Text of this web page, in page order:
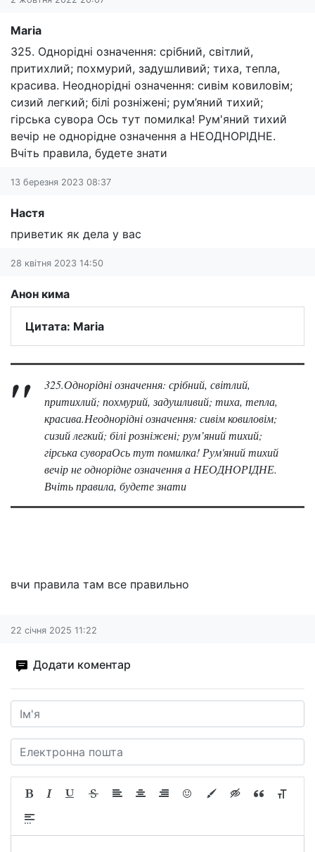
Maria
325. Однорідні означення: срібний, світлий,
притихлий; похмурий, задушливий; тиха, тепла,
красива. Неоднорідні означення: сивім ковиловім;
сизий легкий; білі розніжені; рум’яний тихий;
гірська сувора Ось тут помилка! Рум'яний тихий
вечір не однорідне означення а НЕОДНОРІДНЕ.
Вчіть правила, будете знати
13 березня 2023 08:37
Настя
приветик як дела у вас
28 квітня 2023 14:50
Анон кима
Цитата: Maria
325.Однорідні означення: срібний, світлий,
притихлий; похмурий, задушливий; тиха, тепла,
красива.Неоднорідні означення: сивім ковиловім;
сизий легкий; білі розніжені; рум’яний тихий;
гірська сувораОсь тут помилка! Рум'яний тихий
вечір не однорідне означення а НЕОДНОРІДНЕ.
Вчіть правила, будете знати
вчи правила там все правильно
22 січня 2025 11:22
Додати коментар